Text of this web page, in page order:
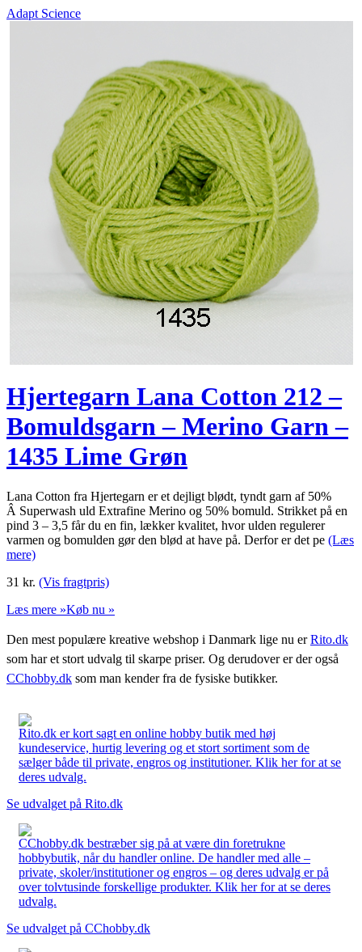
Adapt Science
Hjertegarn Lana Cotton 212 –
Bomuldsgarn – Merino Garn –
1435 Lime Grøn
Lana Cotton fra Hjertegarn er et dejligt blødt, tyndt garn af 50%
Â Superwash uld Extrafine Merino og 50% bomuld. Strikket på en
pind 3 – 3,5 får du en fin, lækker kvalitet, hvor ulden regulerer
varmen og bomulden gør den blød at have på. Derfor er det pe (Læs
mere)
31 kr. (Vis fragtpris)
Læs mere »Køb nu »
Den mest populære kreative webshop i Danmark lige nu erRito.dk
som har et stort udvalg til skarpe priser. Og derudover er der også
CChobby.dk som man kender fra de fysiske butikker.
Rito.dk er kort sagt en online hobby butik med høj
kundeservice, hurtig levering og et stort sortiment som de
sælger både til private, engros og institutioner. Klik her for at se
deres udvalg.
Se udvalget på Rito.dk
CChobby.dk bestræber sig på at være din foretrukne
hobbybutik, når du handler online. De handler med alle –
private, skoler/institutioner og engros – og deres udvalg er på
over tolvtusinde forskellige produkter. Klik her for at se deres
udvalg.
Se udvalget på CChobby.dk